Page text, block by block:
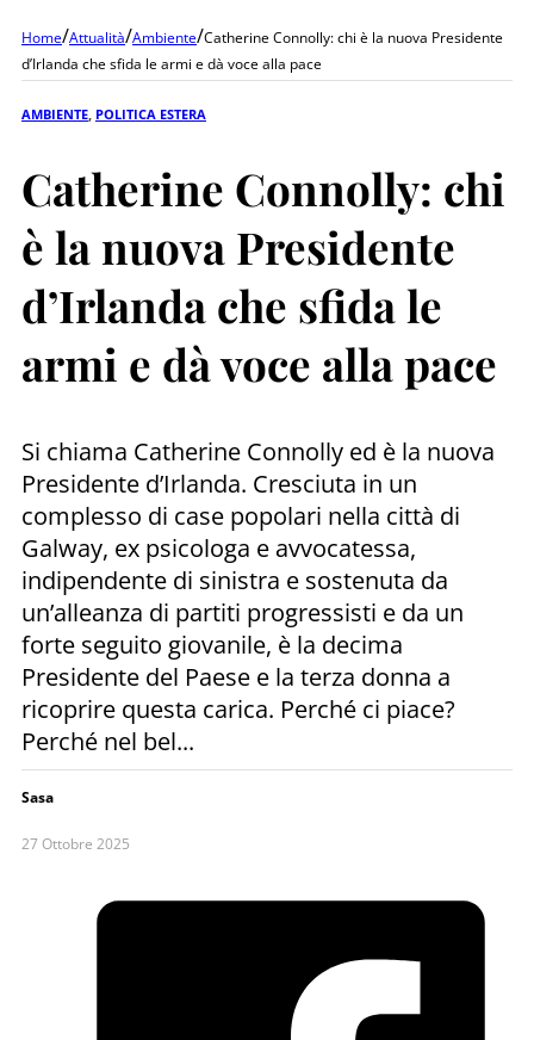
Home/Attualità/Ambiente/Catherine Connolly: chi è la nuova Presidente
d’Irlanda che sfida le armi e dà voce alla pace
AMBIENTE POLITICA ESTERA
Catherine Connolly: chi
è la nuova Presidente
d’Irlanda che sfida le
armi e dà voce alla pace
Si chiama Catherine Connolly ed è la nuova
Presidente d’Irlanda. Cresciuta in un
complesso di case popolari nella città di
Galway, ex psicologa e avvocatessa,
indipendente di sinistra e sostenuta da
un’alleanza di partiti progressisti e da un
forte seguito giovanile, è la decima
Presidente del Paese e la terza donna a
ricoprire questa carica. Perché ci piace?
Perché nel bel...
Sasa
27 Ottobre 2025